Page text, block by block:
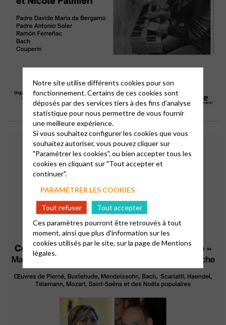
Notre site utilise différents cookies pour son
fonctionnement. Certains de ces cookies sont
déposés par des services tiers à des fins d'analyse
statistique pour nous permettre de vous fournir
une meilleure expérience.
Si vous souhaitez configurer les cookies que vous
souhaitez autoriser, vous pouvez cliquer sur
"Paramétrer les cookies", ou bien accepter tous les
cookies en cliquant sur "Tout accepter et
continuer".
PARAMÉTRER LES COOKIES
Tout refuser
Tout accepter
Ces paramètres pourront être retrouvés à tout
moment, ainsi que plus d'information sur les
cookies utilisés par le site, sur la page deMentions
légales.